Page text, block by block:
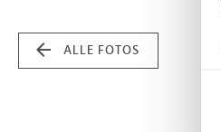
ALLE FOTOS